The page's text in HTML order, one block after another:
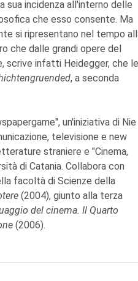
sua incidenza all'interno delle
che esso consente. Ma
si ripresentano nel tempo
che dalle grandi opere del
scrive infatti Heidegger, che le
, a seconda
un'iniziativa di Nie
televisione e new
straniere e "Cinema,
di Catania. Collabora con
facoltà di Scienze della
(2004), giunto alla terza
del cinema. Il Quarto
(2006).